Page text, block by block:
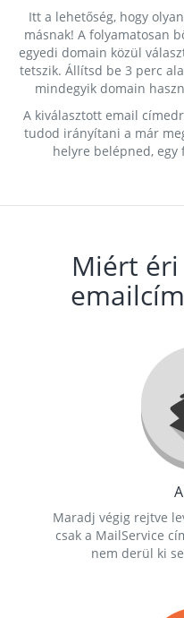
Itt a lehetőség, hogy
másnak! A folyamatosan
egyedi domain közül
tetszik. Állítsd be 3 perc
mindegyik domain
A kiválasztott email
tudod irányítani a már
helyre belépned,
Miért éri
Maradj végig rejtve
csak a MailService
nem derül ki